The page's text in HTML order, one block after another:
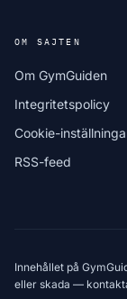
OM SAJTEN
Om GymGuiden
Integritetspolicy
Cookie-
RSS-feed
Innehållet på
eller skada —